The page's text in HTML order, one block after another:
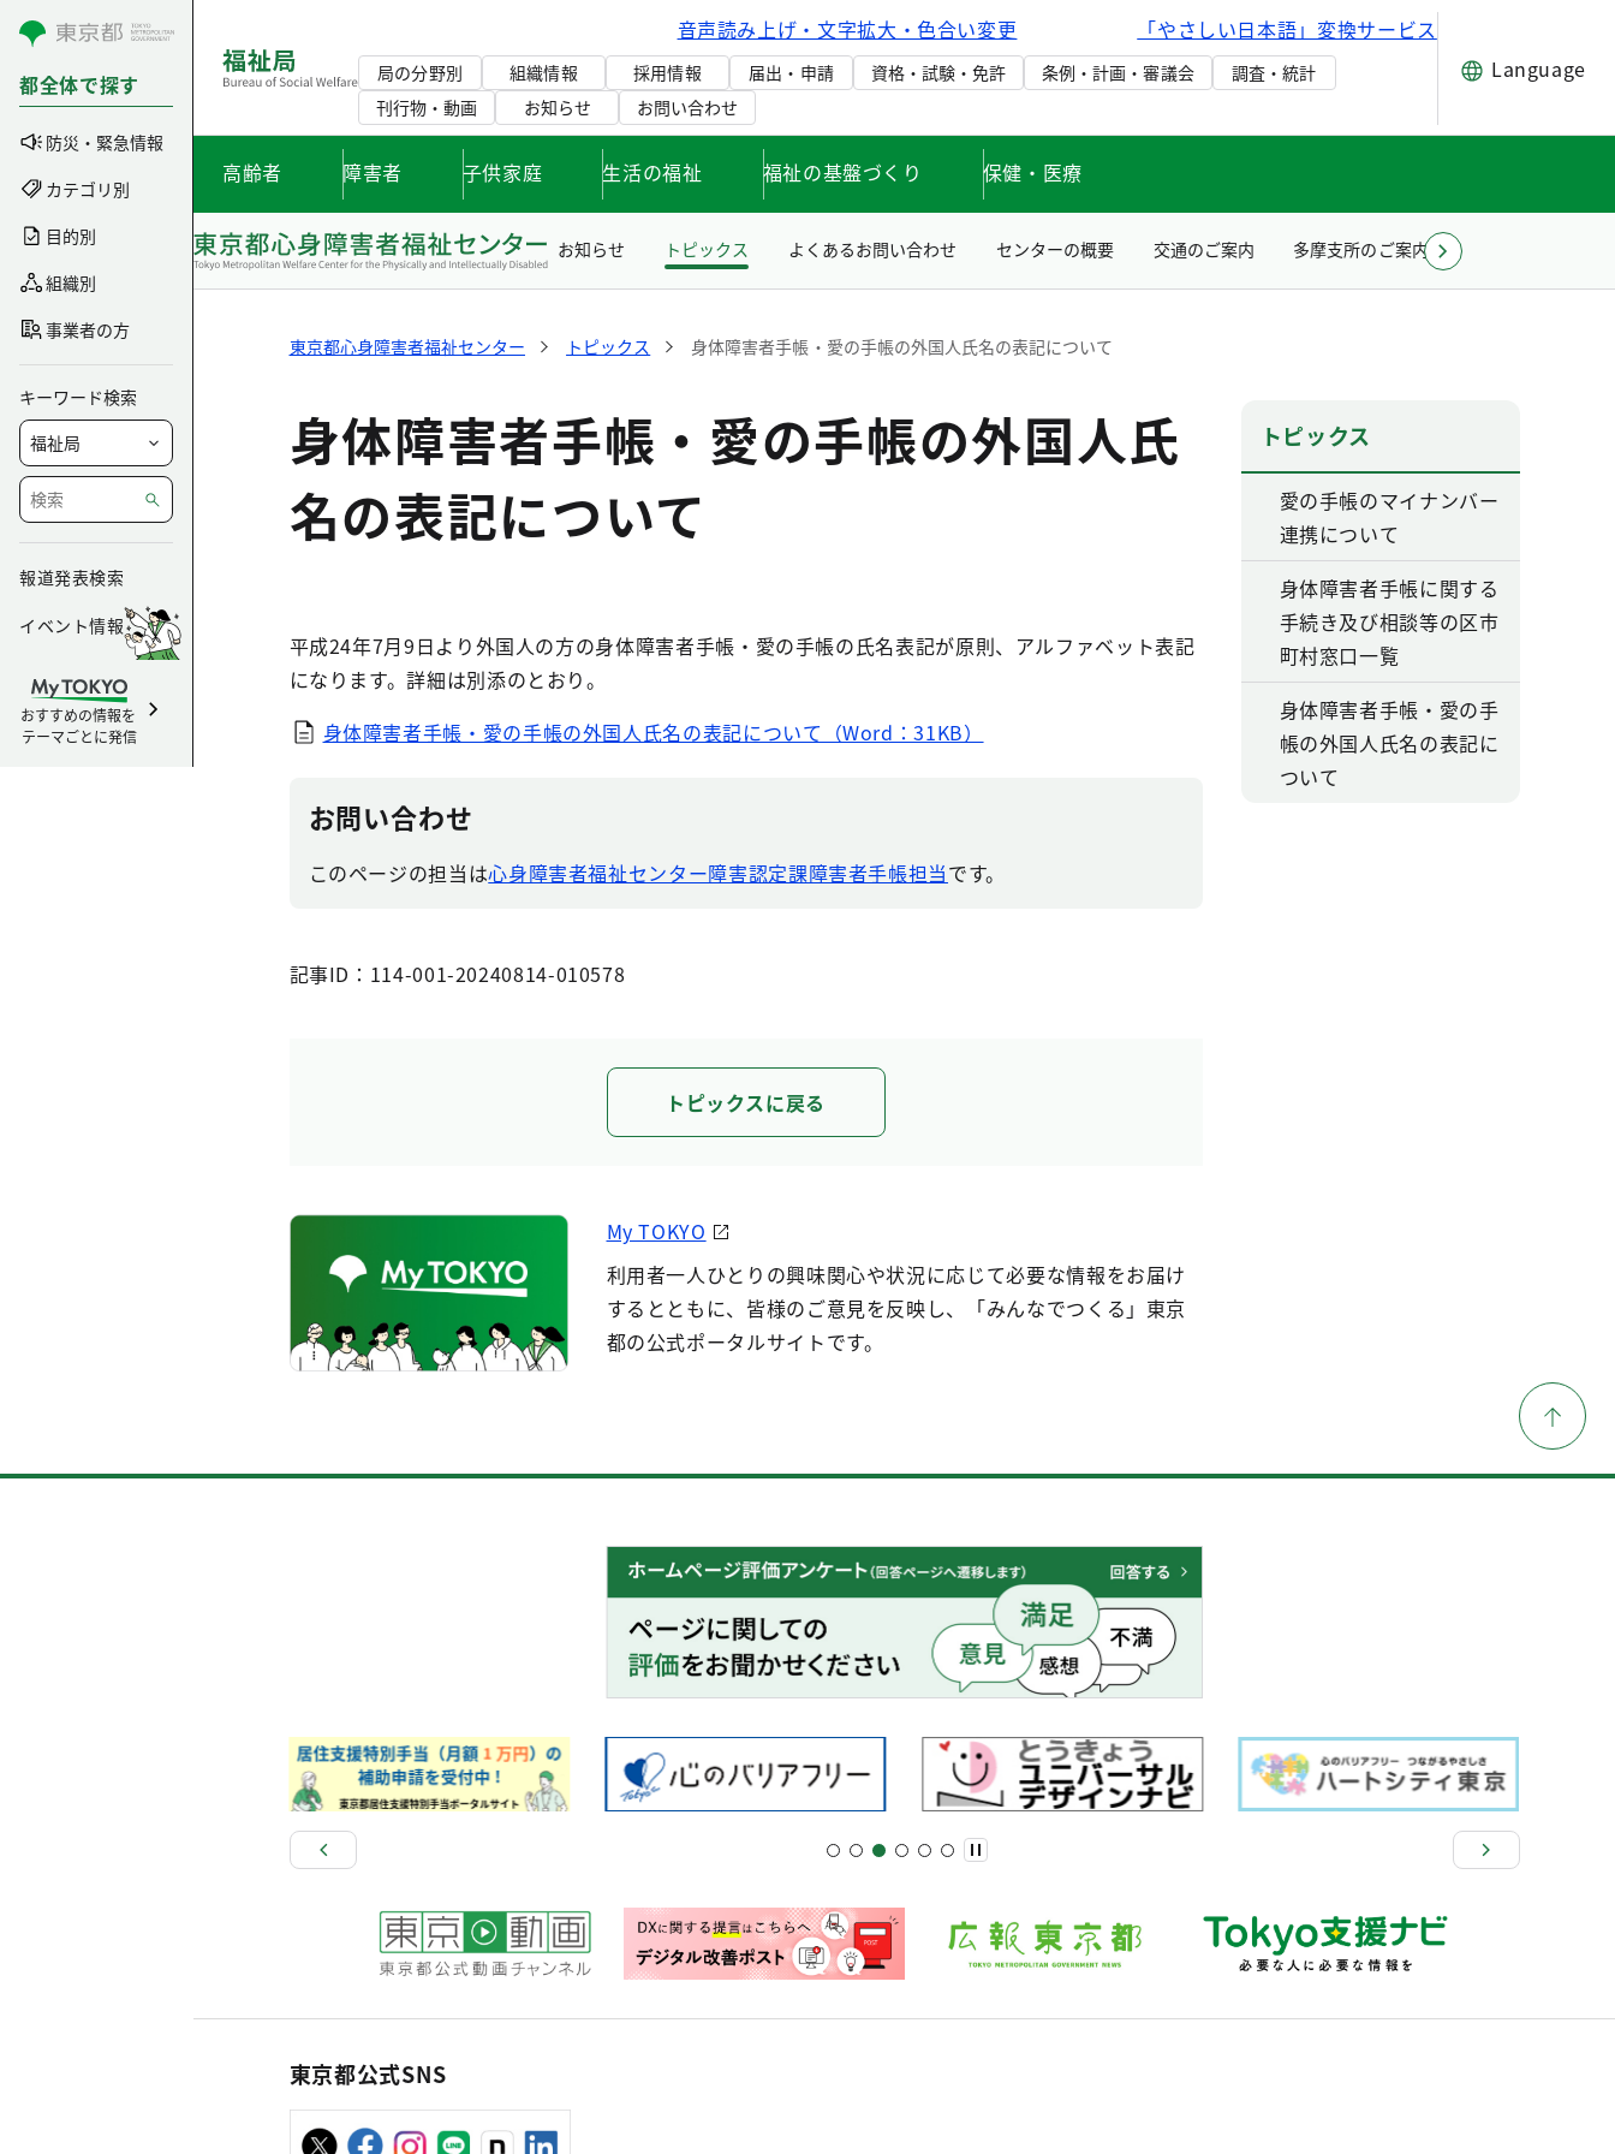
コンテンツにスキップ
都全体で探す
防災・緊急情報
カテゴリ別
目的別
組織別
事業者の方
キーワード検索
報道発表検索
イベント情報
おすすめの情報を
テーマごとに発信
音声読み上げ・文字拡大・色合い変更 「やさしい日本語」変換サービス
局の分野別 組織情報 採用情報 届出・申請 資格・試験・免許 条例・計画・審議会
調査・統計
刊行物・動画
お知らせ お問い合わせ
Language
高齢者 障害者 子供家庭 生活の福祉 福祉の基盤づくり 保健・医療
お知らせ トピックス よくあるお問い合わせ センターの概要 交通のご案内 多摩支所のご案内
東京都心身障害者福祉センター トピックス 身体障害者手帳・愛の手帳の外国人氏名の表記について
身体障害者手帳・愛の手帳の外国人氏
名の表記について
平成24年7月9日より外国人の方の身体障害者手帳・愛の手帳の氏名表記が原則、アルファベット表記
になります。詳細は別添のとおり。
身体障害者手帳・愛の手帳の外国人氏名の表記について（Word：31KB）
お問い合わせ
このページの担当は心身障害者福祉センター障害認定課障害者手帳担当です。
記事ID：114-001-20240814-010578
トピックスに戻る
My TOKYO
利用者一人ひとりの興味関心や状況に応じて必要な情報をお届け
するとともに、皆様のご意見を反映し、「みんなでつくる」東京
都の公式ポータルサイトです。
トピックス
愛の手帳のマイナンバー
連携について
身体障害者手帳に関する
手続き及び相談等の区市
町村窓口一覧
身体障害者手帳・愛の手
帳の外国人氏名の表記に
ついて
東京都公式SNS